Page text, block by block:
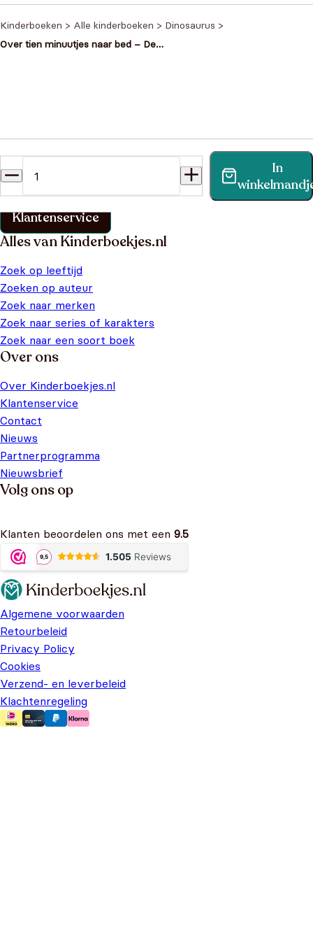
Kinderboeken > Alle kinderboeken > Dinosaurus >
Over tien minuutjes naar bed – De
In
Vind binnen no-time antwoord op je vraag op onze
klantenservice pagina.
Klantenservice
Alles van Kinderboekjes.nl
Zoek op leeftijd
Zoeken op auteur
Zoek naar merken
Zoek naar series of karakters
Zoek naar een soort boek
Over ons
Over Kinderboekjes.nl
Klantenservice
Contact
Nieuws
Partnerprogramma
Nieuwsbrief
Volg ons op
Klanten beoordelen ons met een 9.5
Algemene voorwaarden
Retourbeleid
Privacy Policy
Cookies
Verzend- en leverbeleid
Klachtenregeling